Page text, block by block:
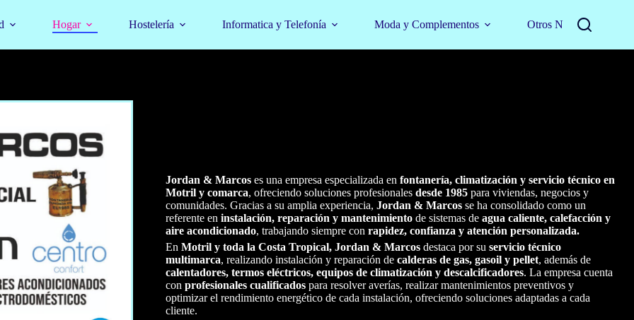
Hogar Hostelería Informatica y Telefonía Moda y Complementos Otros Negocios
Jordan & Marcos es una empresa especializada en fontanería, climatización y servicio técnico en
Motril y comarca, ofreciendo soluciones profesionales desde 1985 para viviendas, negocios y
comunidades. Gracias a su amplia experiencia, Jordan & Marcos se ha consolidado como un
referente en instalación, reparación y mantenimiento de sistemas de agua caliente, calefacción y
aire acondicionado, trabajando siempre con rapidez, confianza y atención personalizada.
En Motril y toda la Costa Tropical, Jordan & Marcos destaca por su servicio técnico
multimarca, realizando instalación y reparación de calderas de gas, gasoil y pellet, además de
calentadores, termos eléctricos, equipos de climatización y descalcificadores. La empresa cuenta
con profesionales cualificados para resolver averías, realizar mantenimientos preventivos y
optimizar el rendimiento energético de cada instalación, ofreciendo soluciones adaptadas a cada
cliente.